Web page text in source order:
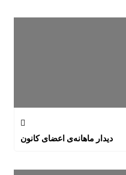
دیدار ماهانه‌ی اعضای کانون